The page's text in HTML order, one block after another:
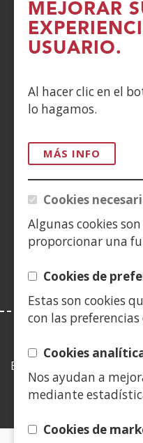
MEJORAR
USUARIO.
Al hacer clic en el
lo hagamos.
MÁS INFO
Cookies
Algunas cookies
proporcionar una
Cookies de
Estas son cookies
con las
Cookies
Nos ayudan a
mediante
Cookies de
Facebook
(Abre
en
nueva
ventana)
Twitter
(Abre
en
nueva
ventana)
(Abre
en
Esta web se ajusta a lo
9 de diciembre, de
información